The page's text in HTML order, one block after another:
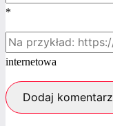
*
internetowa